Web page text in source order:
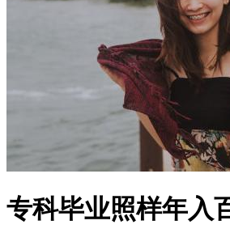
专科毕业照样年入